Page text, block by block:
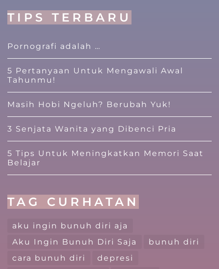
TIPS TERBARU
Pornografi adalah …
5 Pertanyaan Untuk Mengawali Awal
Tahunmu!
Masih Hobi Ngeluh? Berubah Yuk!
3 Senjata Wanita yang Dibenci Pria
5 Tips Untuk Meningkatkan Memori Saat
Belajar
TAG CURHATAN
aku ingin bunuh diri aja
Aku Ingin Bunuh Diri Saja
bunuh diri
cara bunuh diri
depresi